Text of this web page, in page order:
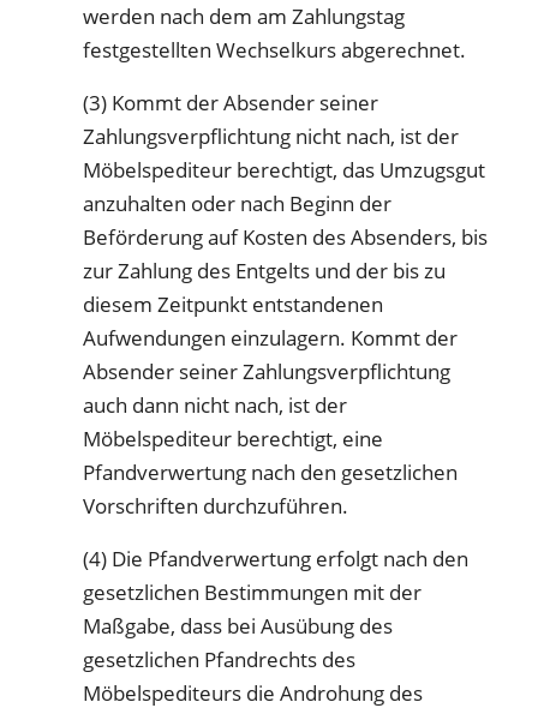
werden nach dem am Zahlungstag
festgestellten Wechselkurs abgerechnet.
(3) Kommt der Absender seiner
Zahlungsverpflichtung nicht nach, ist der
Möbelspediteur berechtigt, das Umzugsgut
anzuhalten oder nach Beginn der
Beförderung auf Kosten des Absenders, bis
zur Zahlung des Entgelts und der bis zu
diesem Zeitpunkt entstandenen
Aufwendungen einzulagern. Kommt der
Absender seiner Zahlungsverpflichtung
auch dann nicht nach, ist der
Möbelspediteur berechtigt, eine
Pfandverwertung nach den gesetzlichen
Vorschriften durchzuführen.
(4) Die Pfandverwertung erfolgt nach den
gesetzlichen Bestimmungen mit der
Maßgabe, dass bei Ausübung des
gesetzlichen Pfandrechts des
Möbelspediteurs die Androhung des